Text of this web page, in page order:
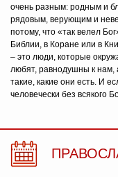
очень разным: родным и
рядовым, верующим и
потому, что «так велел
Библии, в Коране или в
– это люди, которые
любят, равнодушны к
такие, какие они есть. И
человечески без всякого